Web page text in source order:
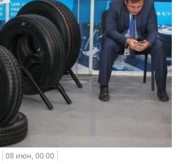
08 июн, 00:00